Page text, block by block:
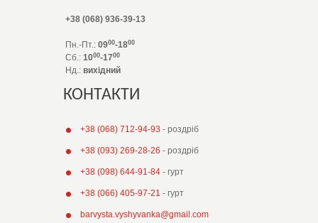
+38 (068) 936-39-13
Пн.-Пт.: 0900-1800
Сб.: 1000-1700
Нд.: вихідний
КОНТАКТИ
+38 (068) 712-94-93 - роздріб
+38 (093) 269-28-26 - роздріб
+38 (098) 644-91-84 - гурт
+38 (066) 405-97-21 - гурт
barvysta.vyshyvanka@gmail.com